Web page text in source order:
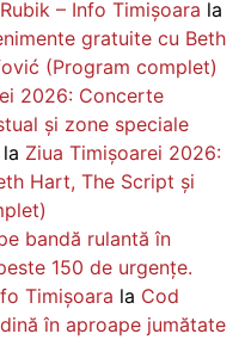
– Info Timișoara la
gratuite cu Beth
(Program complet)
2026: Concerte
și zone speciale
la Ziua Timișoarei 2026:
Hart, The Script și
bandă rulantă în
150 de urgențe.
Timișoara la Cod
în aproape jumătate